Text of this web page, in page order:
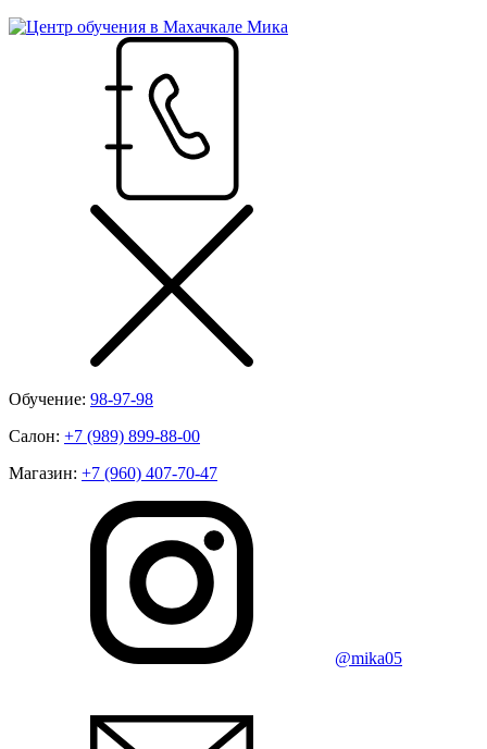
Обучение: 98-97-98
Салон: +7 (989) 899-88-00
Магазин: +7 (960) 407-70-47
@mika05